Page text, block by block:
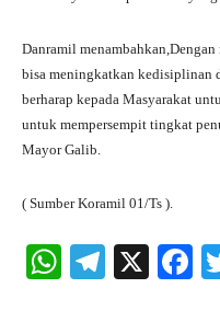
Danramil
bisa meningkatkan kedisiplinan
berharap kepada Masyarakat
untuk mempersempit tingkat
Mayor Galib.
( Sumber Koramil 01/Ts ).
W
Te X